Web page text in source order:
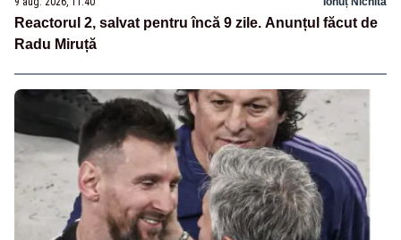
Reactorul 2, salvat pentru încă 9 zile. Anunțul făcut de
Radu Miruță